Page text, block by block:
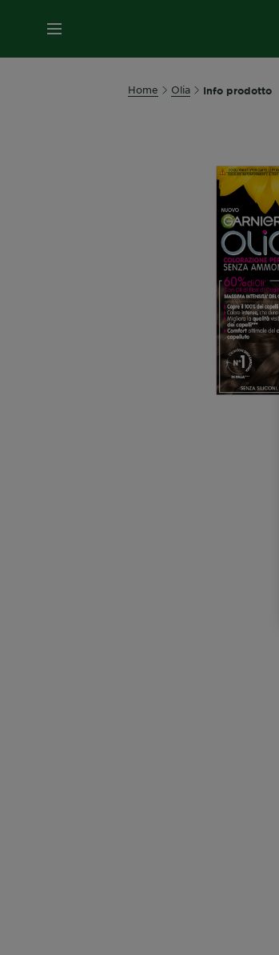
MENU
Home Olia Info prodotto